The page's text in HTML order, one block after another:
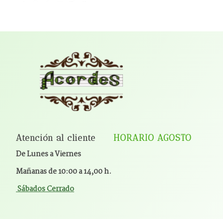
Atención al cliente HORARIO AGOSTO
De Lunes a Viernes
Mañanas de 10:00 a 14,00 h.
Sábados Cerrado